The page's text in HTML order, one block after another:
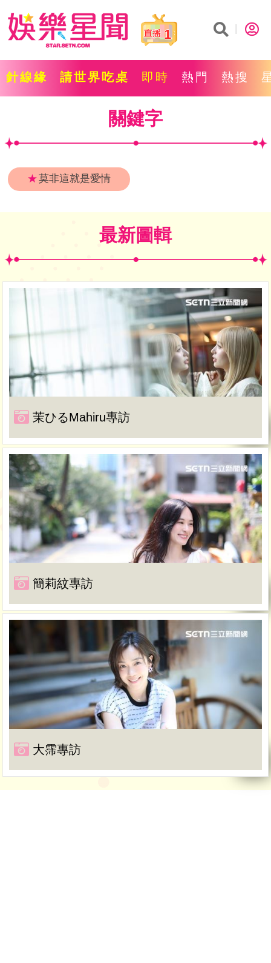
1
針線緣 請世界吃桌 即時 熱門 熱搜
關鍵字
★莫非這就是愛情
最新圖輯
茉ひるMahiru專訪
簡莉紋專訪
大霈專訪